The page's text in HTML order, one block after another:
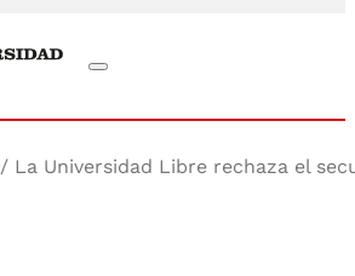
/ La Universidad Libre rechaza el